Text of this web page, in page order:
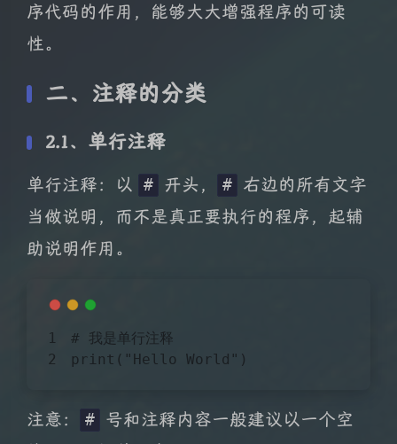
序代码的作用，能够大大增强程序的可读
性。
二、注释的分类
2.1、单行注释
单行注释：以 # 开头， #
右边的所有文字
当做说明，而不是真正要执行的程序，起辅
助说明作用。
# 我是单行注释
print( "Hello World" )
注意： #
号和注释内容一般建议以一个空